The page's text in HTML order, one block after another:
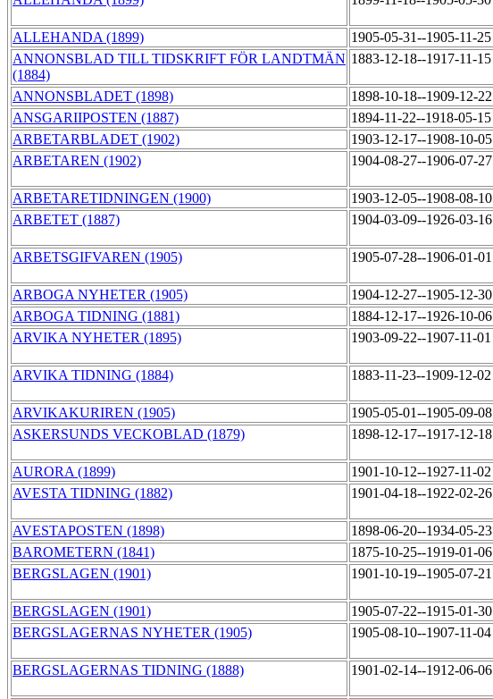
ALLEHANDA (1899) 1905-05-31--1905-11-25
ANNONSBLAD TILL TIDSKRIFT FÖR LANDTMÄN
(1884)
1883-12-18--1917-11-15
ANNONSBLADET (1898) 1898-10-18--1909-12-22
ANSGARIIPOSTEN (1887) 1894-11-22--1918-05-15
ARBETARBLADET (1902) 1903-12-17--1908-10-05
ARBETAREN (1902) 1904-08-27--1906-07-27
ARBETARETIDNINGEN (1900) 1903-12-05--1908-08-10
ARBETET (1887) 1904-03-09--1926-03-16
ARBETSGIFVAREN (1905) 1905-07-28--1906-01-01
ARBOGA NYHETER (1905) 1904-12-27--1905-12-30
ARBOGA TIDNING (1881) 1884-12-17--1926-10-06
ARVIKA NYHETER (1895) 1903-09-22--1907-11-01
ARVIKA TIDNING (1884) 1883-11-23--1909-12-02
ARVIKAKURIREN (1905) 1905-05-01--1905-09-08
ASKERSUNDS VECKOBLAD (1879) 1898-12-17--1917-12-18
AURORA (1899) 1901-10-12--1927-11-02
AVESTA TIDNING (1882) 1901-04-18--1922-02-26
AVESTAPOSTEN (1898) 1898-06-20--1934-05-23
BAROMETERN (1841) 1875-10-25--1919-01-06
BERGSLAGEN (1901) 1901-10-19--1905-07-21
BERGSLAGEN (1901) 1905-07-22--1915-01-30
BERGSLAGERNAS NYHETER (1905) 1905-08-10--1907-11-04
BERGSLAGERNAS TIDNING (1888) 1901-02-14--1912-06-06